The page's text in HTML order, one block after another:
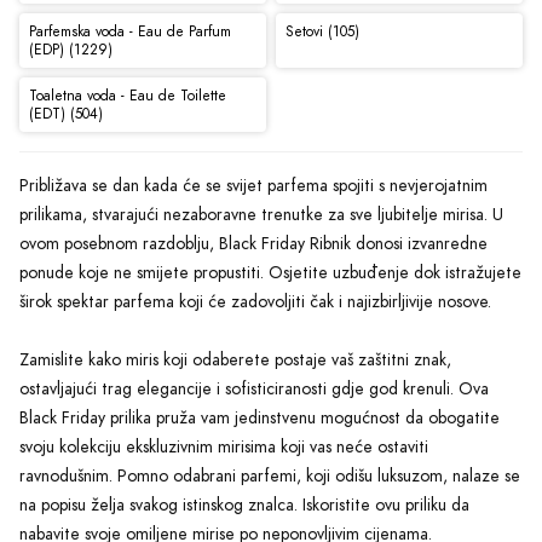
Parfemska voda - Eau de Parfum
(EDP) (1229)
Setovi (105)
Toaletna voda - Eau de Toilette
(EDT) (504)
Približava se dan kada će se svijet parfema spojiti s nevjerojatnim
prilikama, stvarajući nezaboravne trenutke za sve ljubitelje mirisa. U
ovom posebnom razdoblju, Black Friday Ribnik donosi izvanredne
ponude koje ne smijete propustiti. Osjetite uzbuđenje dok istražujete
širok spektar parfema koji će zadovoljiti čak i najizbirljivije nosove.
Zamislite kako miris koji odaberete postaje vaš zaštitni znak,
ostavljajući trag elegancije i sofisticiranosti gdje god krenuli. Ova
Black Friday prilika pruža vam jedinstvenu mogućnost da obogatite
svoju kolekciju ekskluzivnim mirisima koji vas neće ostaviti
ravnodušnim. Pomno odabrani parfemi, koji odišu luksuzom, nalaze se
na popisu želja svakog istinskog znalca. Iskoristite ovu priliku da
nabavite svoje omiljene mirise po neponovljivim cijenama.